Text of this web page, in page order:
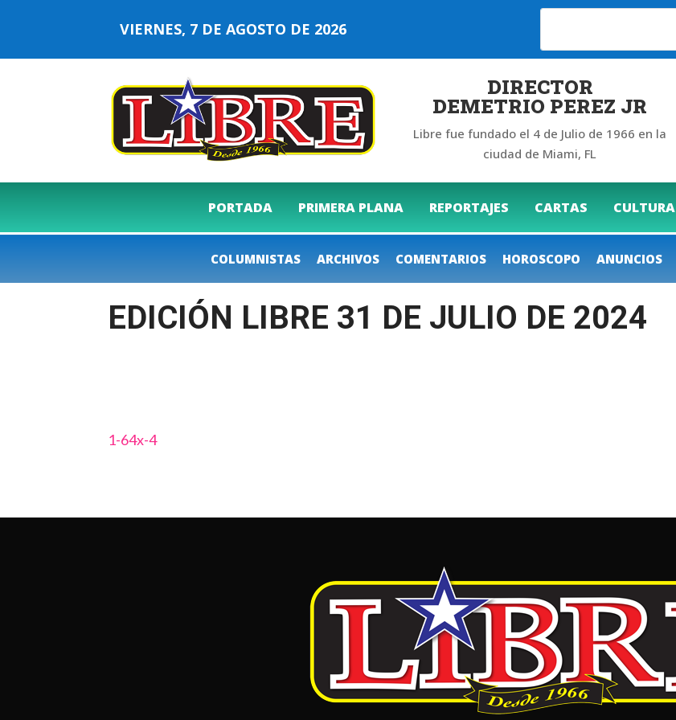
VIERNES, 7 DE AGOSTO DE 2026
DIRECTOR
DEMETRIO PEREZ JR
Libre fue fundado el 4 de Julio de 1966 en la
ciudad de Miami, FL
PORTADA PRIMERA PLANA REPORTAJES CARTAS CULTURA
COLUMNISTAS ARCHIVOS COMENTARIOS HOROSCOPO ANUNCIOS
EDICIÓN LIBRE 31 DE JULIO DE 2024
1-64x-4